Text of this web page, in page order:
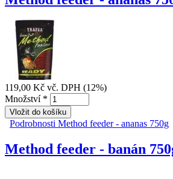
119,00 Kč vč. DPH (12%)
Množství *
Podrobnosti Method feeder - ananas 750g
Method feeder - banán